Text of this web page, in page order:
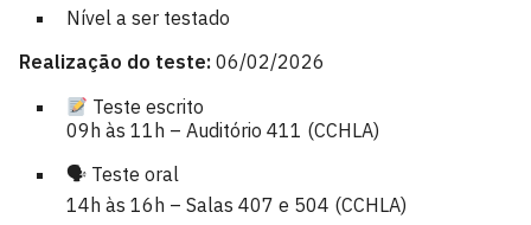
Nível a ser testado
Realização do teste: 06/02/2026
Teste escrito
09h às 11h – Auditório 411 (CCHLA)
🗣 Teste oral
14h às 16h – Salas 407 e 504 (CCHLA)